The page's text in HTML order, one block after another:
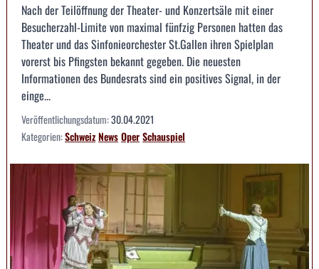
Nach der Teilöffnung der Theater- und Konzertsäle mit einer
Besucherzahl-Limite von maximal fünfzig Personen hatten das
Theater und das Sinfonieorchester St.Gallen ihren Spielplan
vorerst bis Pfingsten bekannt gegeben. Die neuesten
Informationen des Bundesrats sind ein positives Signal, in der
einge...
Veröffentlichungsdatum:30.04.2021
Kategorien:SchweizNewsOperSchauspiel